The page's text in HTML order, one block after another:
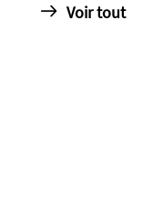
Voir tout